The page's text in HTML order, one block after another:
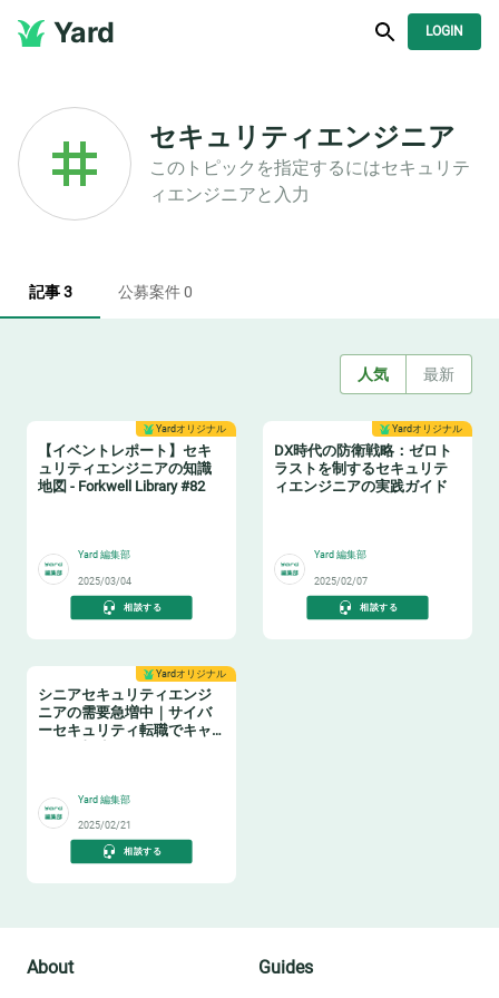
Yard LOGIN
セキュリティエンジニア
このトピックを指定するにはセキュリテ
ィエンジニア と入力
記事 3 公募案件 0
人気 最新
Yardオリジナル
【イベントレポート】セキ
ュリティエンジニアの知識
地図 - Forkwell Library #82
Yard 編集部
2025/03/04
相談する
Yardオリジナル
DX時代の防衛戦略：ゼロト
ラストを制するセキュリテ
ィエンジニアの実践ガイド
Yard 編集部
2025/02/07
相談する
Yardオリジナル
シニアセキュリティエンジ
ニアの需要急増中｜サイバ
ーセキュリティ転職でキャ
Yard 編集部
2025/02/21
相談する
About Guides